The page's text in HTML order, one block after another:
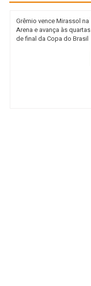
Grêmio vence Mirassol na
Arena e avança às quartas
de final da Copa do Brasil